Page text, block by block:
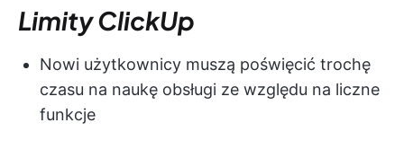
Limity ClickUp
Nowi użytkownicy muszą poświęcić trochę
czasu na naukę obsługi ze względu na liczne
funkcje